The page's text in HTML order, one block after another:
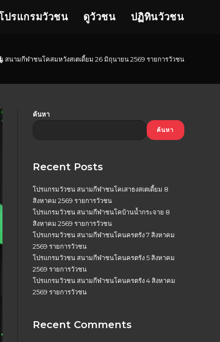
ปรแกรมวัวชน ดูวัวชน ปฏิทินวัวชน
สนามกีฬาชนโคสมหวังสเตเดี้ยม 26 มิถุนายน 2569 รายการวัวชน
ค้นหา
ค้นหา
Recent Posts
โปรแกรมวัวชน สนามกีฬาชนโคเสาธงสเตเดี้ยม 8
สิงหาคม 2569 รายการวัวชน
โปรแกรมวัวชน สนามกีฬาชนโคบ้านน้ำกระจาย 8
สิงหาคม 2569 รายการวัวชน
โปรแกรมวัวชน สนามกีฬาชนโคนครตรัง 7 สิงหาคม
2569 รายการวัวชน
โปรแกรมวัวชน สนามกีฬาชนโคนครตรัง 5 สิงหาคม
2569 รายการวัวชน
โปรแกรมวัวชน สนามกีฬาชนโคนครตรัง 4 สิงหาคม
2569 รายการวัวชน
Recent Comments